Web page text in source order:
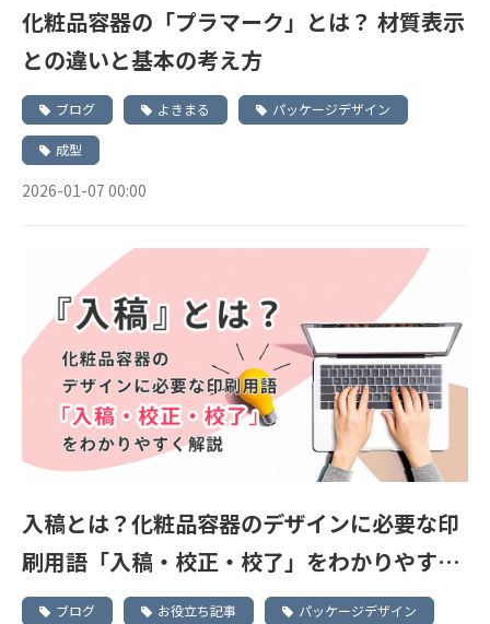
化粧品容器の「プラマーク」とは？ 材質表示
との違いと基本の考え方
ブログ よきまる パッケージデザイン
成型
2026-01-07 00:00
入稿とは？化粧品容器のデザインに必要な印
刷用語「入稿・校正・校了」をわかりやすく
解説ブログ お役立ち記事 パッケージデザイン